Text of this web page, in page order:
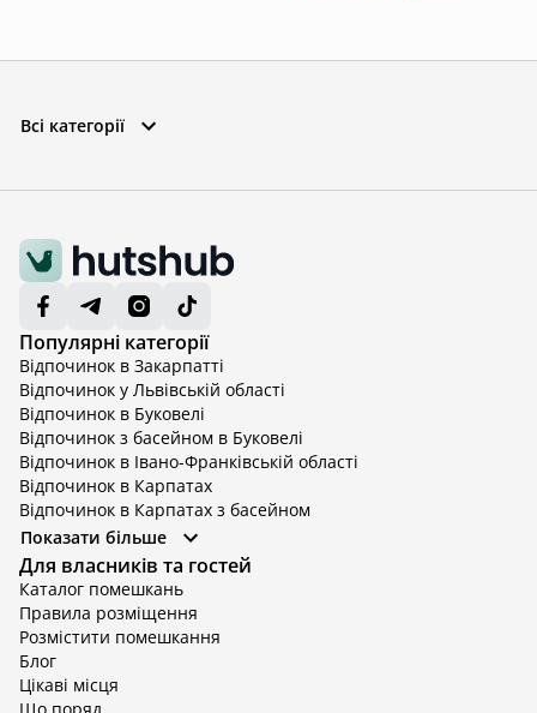
Всі категорії
Популярні категорії
Відпочинок в Закарпатті
Відпочинок у Львівській області
Відпочинок в Буковелі
Відпочинок з басейном в Буковелі
Відпочинок в Івано-Франківській області
Відпочинок в Карпатах
Відпочинок в Карпатах з басейном
Відпочинок в Київській області
Відпочинок в Київській області з басейном
Відпочинок в Тернопільській області
Відпочинок у Вінницькій області
Відпочинок в Яремче
Відпочинок у Львівській області з басейном
Відпочинок з басейном в Тернопільській області
Показати більше
Для власників та гостей
Каталог помешкань
Правила розміщення
Розмістити помешкання
Блог
Цікаві місця